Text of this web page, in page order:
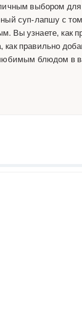
выбором
суп-лапшу с
Вы узнаете, как
правильно
блюдом в